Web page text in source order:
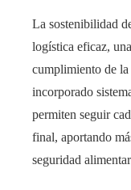
La sostenibilidad
logística eficaz,
cumplimiento de
incorporado
permiten seguir
final, aportando
seguridad